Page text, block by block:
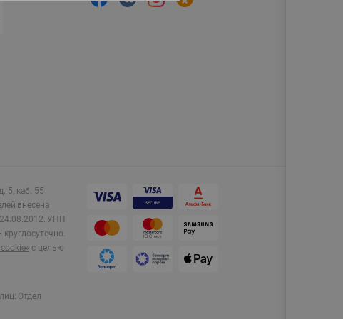
5, каб. 55
внесена
УНП
с целью
Отдел